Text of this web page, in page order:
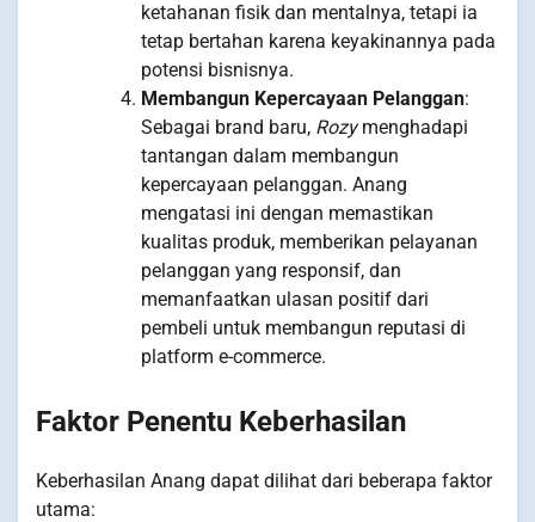
ketahanan fisik dan mentalnya, tetapi ia
tetap bertahan karena keyakinannya pada
potensi bisnisnya.
Membangun Kepercayaan Pelanggan:
Sebagai brand baru, Rozymenghadapi
tantangan dalam membangun
kepercayaan pelanggan. Anang
mengatasi ini dengan memastikan
kualitas produk, memberikan pelayanan
pelanggan yang responsif, dan
memanfaatkan ulasan positif dari
pembeli untuk membangun reputasi di
platform e-commerce.
Faktor Penentu Keberhasilan
Keberhasilan Anang dapat dilihat dari beberapa faktor
utama: